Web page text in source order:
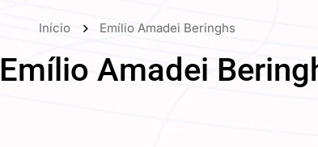
Início Emílio Amadei Beringhs
Emílio Amadei